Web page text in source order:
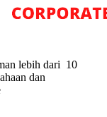
lebih dari 10
dan